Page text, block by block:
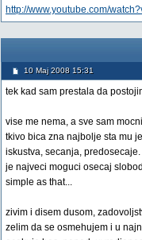
http://www.youtube.com/
10 Maj 2008 15:31
tek kad sam prestala da
vise me nema, a sve sam
tkivo bica zna najbolje sta mu
iskustva, secanja,
je najveci moguci osecaj
simple as that...
zivim i disem dusom,
zelim da se osmehujem i u